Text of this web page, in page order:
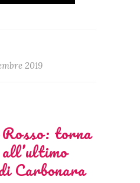
2019
torna
Carbonara